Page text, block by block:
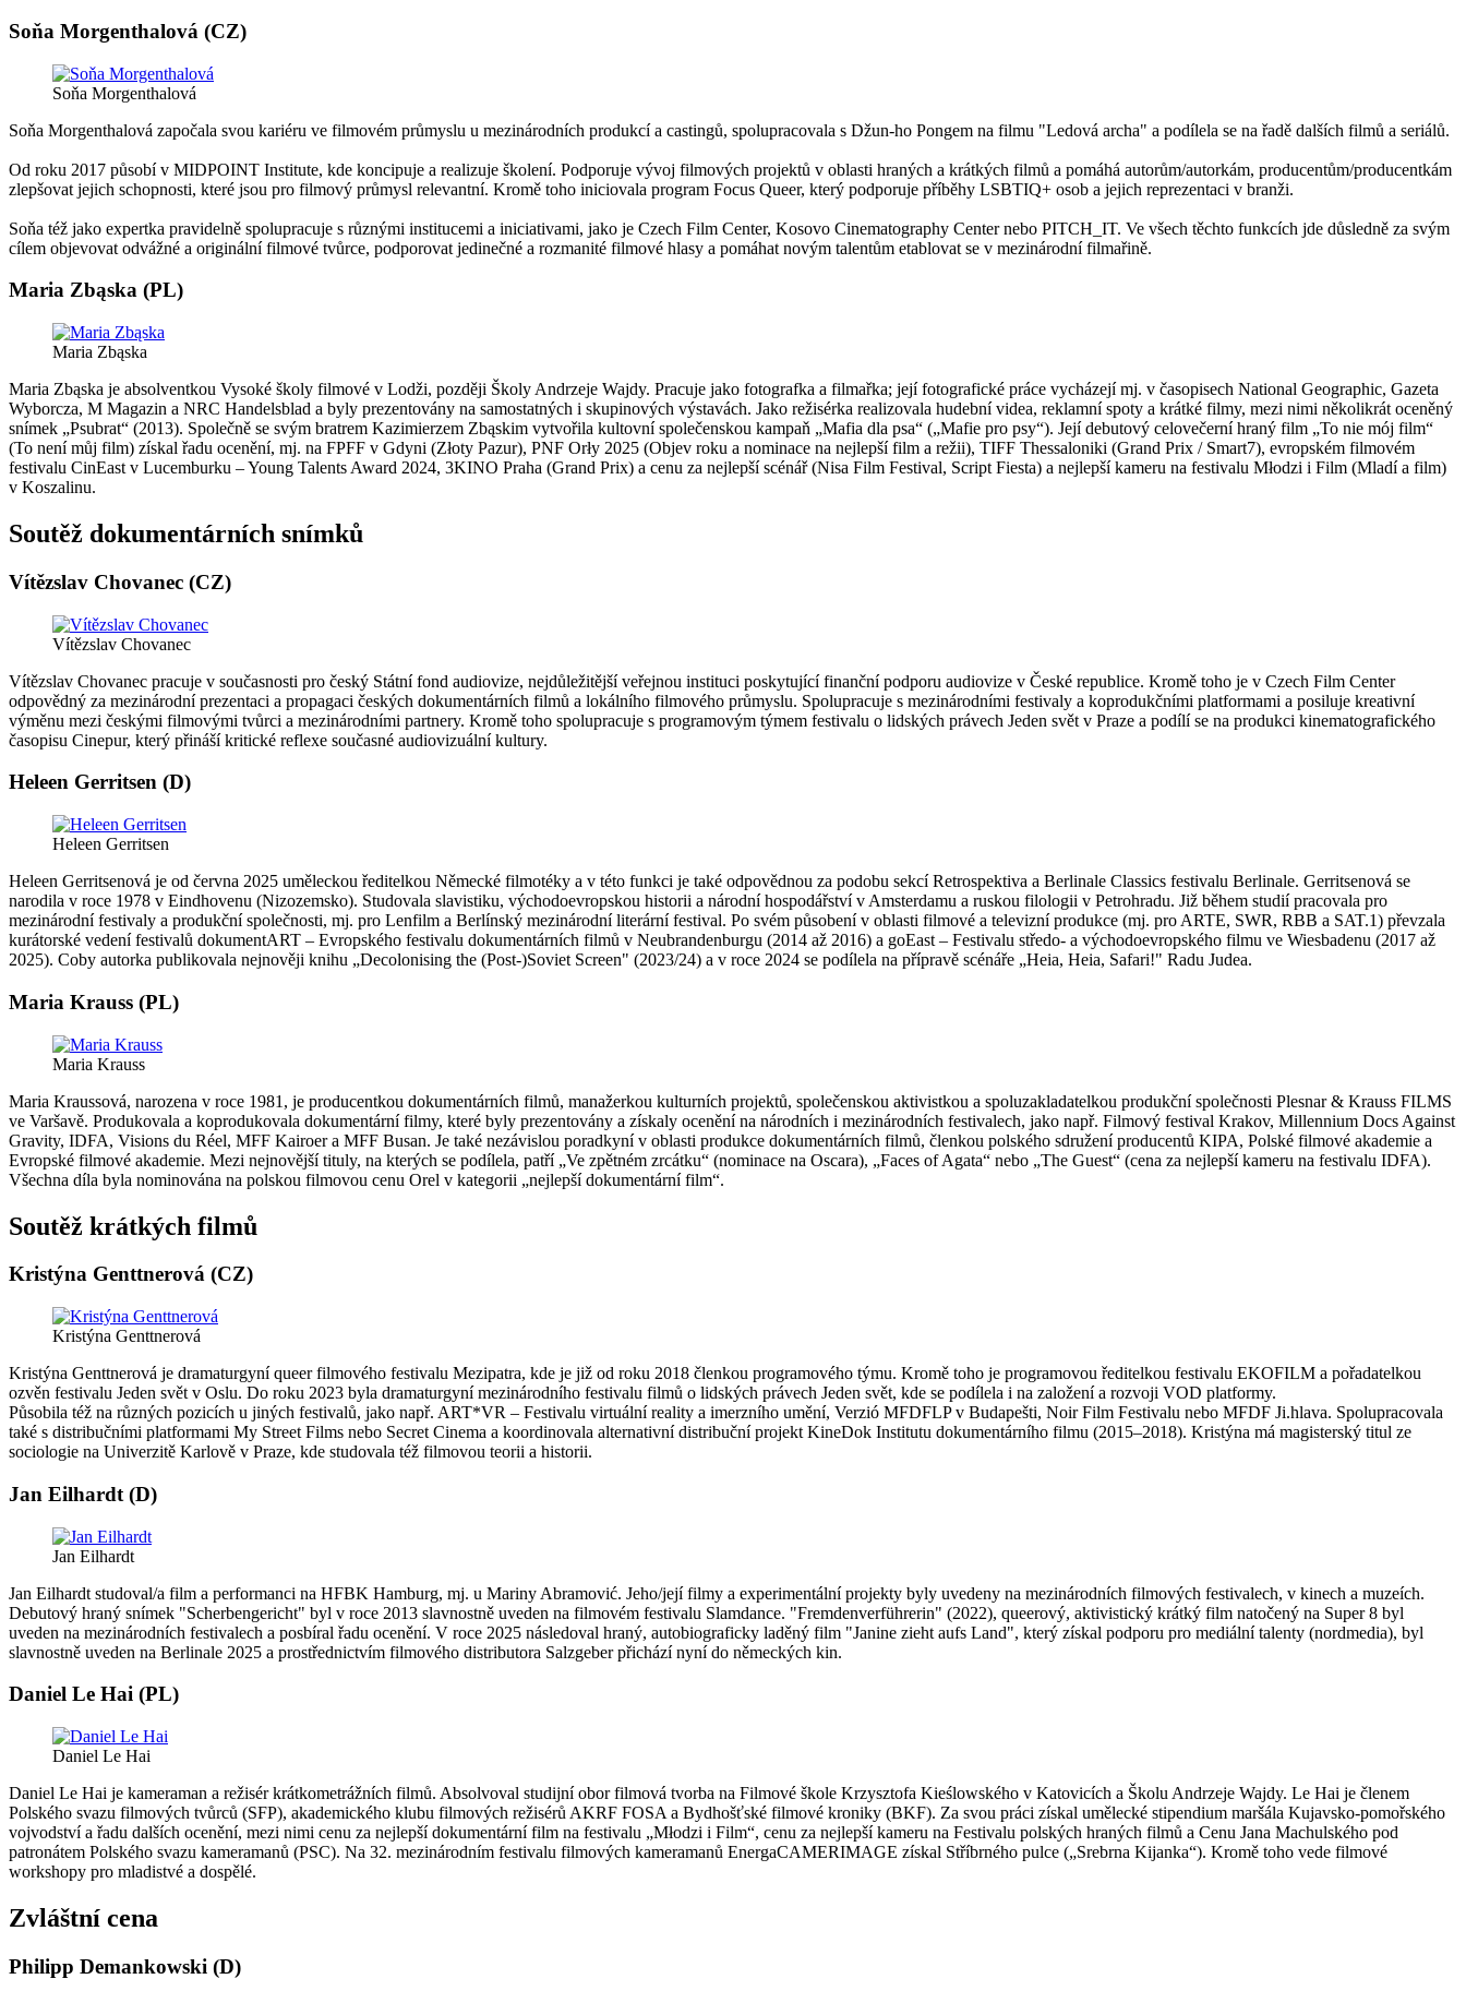
Soňa Morgenthalová (CZ)
Soňa Morgenthalová
Soňa Morgenthalová započala svou kariéru ve filmovém průmyslu u mezinárodních produkcí a castingů, spolupracovala s Džun-ho Pongem na filmu "Ledová archa" a podílela se na řadě dalších filmů a seriálů.
Od roku 2017 působí v MIDPOINT Institute, kde koncipuje a realizuje školení. Podporuje vývoj filmových projektů v oblasti hraných a krátkých filmů a pomáhá autorům/autorkám, producentům/producentkám
zlepšovat jejich schopnosti, které jsou pro filmový průmysl relevantní. Kromě toho iniciovala program Focus Queer, který podporuje příběhy LSBTIQ+ osob a jejich reprezentaci v branži.
Soňa též jako expertka pravidelně spolupracuje s různými institucemi a iniciativami, jako je Czech Film Center, Kosovo Cinematography Center nebo PITCH_IT. Ve všech těchto funkcích jde důsledně za svým
cílem objevovat odvážné a originální filmové tvůrce, podporovat jedinečné a rozmanité filmové hlasy a pomáhat novým talentům etablovat se v mezinárodní filmařině.
Maria Zbąska (PL)
Maria Zbąska
Maria Zbąska je absolventkou Vysoké školy filmové v Lodži, později Školy Andrzeje Wajdy. Pracuje jako fotografka a filmařka; její fotografické práce vycházejí mj. v časopisech National Geographic, Gazeta
Wyborcza, M Magazin a NRC Handelsblad a byly prezentovány na samostatných i skupinových výstavách. Jako režisérka realizovala hudební videa, reklamní spoty a krátké filmy, mezi nimi několikrát oceněný
snímek „Psubrat“ (2013). Společně se svým bratrem Kazimierzem Zbąskim vytvořila kultovní společenskou kampaň „Mafia dla psa“ („Mafie pro psy“). Její debutový celovečerní hraný film „To nie mój film“
(To není můj film) získal řadu ocenění, mj. na FPFF v Gdyni (Złoty Pazur), PNF Orły 2025 (Objev roku a nominace na nejlepší film a režii), TIFF Thessaloniki (Grand Prix / Smart7), evropském filmovém
festivalu CinEast v Lucemburku – Young Talents Award 2024, 3KINO Praha (Grand Prix) a cenu za nejlepší scénář (Nisa Film Festival, Script Fiesta) a nejlepší kameru na festivalu Młodzi i Film (Mladí a film)
v Koszalinu.
Soutěž dokumentárních snímků
Vítězslav Chovanec (CZ)
Vítězslav Chovanec
Vítězslav Chovanec pracuje v současnosti pro český Státní fond audiovize, nejdůležitější veřejnou instituci poskytující finanční podporu audiovize v České republice. Kromě toho je v Czech Film Center
odpovědný za mezinárodní prezentaci a propagaci českých dokumentárních filmů a lokálního filmového průmyslu. Spolupracuje s mezinárodními festivaly a koprodukčními platformami a posiluje kreativní
výměnu mezi českými filmovými tvůrci a mezinárodními partnery. Kromě toho spolupracuje s programovým týmem festivalu o lidských právech Jeden svět v Praze a podílí se na produkci kinematografického
časopisu Cinepur, který přináší kritické reflexe současné audiovizuální kultury.
Heleen Gerritsen (D)
Heleen Gerritsen
Heleen Gerritsenová je od června 2025 uměleckou ředitelkou Německé filmotéky a v této funkci je také odpovědnou za podobu sekcí Retrospektiva a Berlinale Classics festivalu Berlinale. Gerritsenová se
narodila v roce 1978 v Eindhovenu (Nizozemsko). Studovala slavistiku, východoevropskou historii a národní hospodářství v Amsterdamu a ruskou filologii v Petrohradu. Již během studií pracovala pro
mezinárodní festivaly a produkční společnosti, mj. pro Lenfilm a Berlínský mezinárodní literární festival. Po svém působení v oblasti filmové a televizní produkce (mj. pro ARTE, SWR, RBB a SAT.1) převzala
kurátorské vedení festivalů dokumentART – Evropského festivalu dokumentárních filmů v Neubrandenburgu (2014 až 2016) a goEast – Festivalu středo- a východoevropského filmu ve Wiesbadenu (2017 až
2025). Coby autorka publikovala nejnověji knihu „Decolonising the (Post-)Soviet Screen" (2023/24) a v roce 2024 se podílela na přípravě scénáře „Heia, Heia, Safari!" Radu Judea.
Maria Krauss (PL)
Maria Krauss
Maria Kraussová, narozena v roce 1981, je producentkou dokumentárních filmů, manažerkou kulturních projektů, společenskou aktivistkou a spoluzakladatelkou produkční společnosti Plesnar & Krauss FILMS
ve Varšavě. Produkovala a koprodukovala dokumentární filmy, které byly prezentovány a získaly ocenění na národních i mezinárodních festivalech, jako např. Filmový festival Krakov, Millennium Docs Against
Gravity, IDFA, Visions du Réel, MFF Kairoer a MFF Busan. Je také nezávislou poradkyní v oblasti produkce dokumentárních filmů, členkou polského sdružení producentů KIPA, Polské filmové akademie a
Evropské filmové akademie. Mezi nejnovější tituly, na kterých se podílela, patří „Ve zpětném zrcátku“ (nominace na Oscara), „Faces of Agata“ nebo „The Guest“ (cena za nejlepší kameru na festivalu IDFA).
Všechna díla byla nominována na polskou filmovou cenu Orel v kategorii „nejlepší dokumentární film“.
Soutěž krátkých filmů
Kristýna Genttnerová (CZ)
Kristýna Genttnerová
Kristýna Genttnerová je dramaturgyní queer filmového festivalu Mezipatra, kde je již od roku 2018 členkou programového týmu. Kromě toho je programovou ředitelkou festivalu EKOFILM a pořadatelkou
ozvěn festivalu Jeden svět v Oslu. Do roku 2023 byla dramaturgyní mezinárodního festivalu filmů o lidských právech Jeden svět, kde se podílela i na založení a rozvoji VOD platformy.
Působila též na různých pozicích u jiných festivalů, jako např. ART*VR – Festivalu virtuální reality a imerzního umění, Verzió MFDFLP v Budapešti, Noir Film Festivalu nebo MFDF Ji.hlava. Spolupracovala
také s distribučními platformami My Street Films nebo Secret Cinema a koordinovala alternativní distribuční projekt KineDok Institutu dokumentárního filmu (2015–2018). Kristýna má magisterský titul ze
sociologie na Univerzitě Karlově v Praze, kde studovala též filmovou teorii a historii.
Jan Eilhardt (D)
Jan Eilhardt
Jan Eilhardt studoval/a film a performanci na HFBK Hamburg, mj. u Mariny Abramović. Jeho/její filmy a experimentální projekty byly uvedeny na mezinárodních filmových festivalech, v kinech a muzeích.
Debutový hraný snímek "Scherbengericht" byl v roce 2013 slavnostně uveden na filmovém festivalu Slamdance. "Fremdenverführerin" (2022), queerový, aktivistický krátký film natočený na Super 8 byl
uveden na mezinárodních festivalech a posbíral řadu ocenění. V roce 2025 následoval hraný, autobiograficky laděný film "Janine zieht aufs Land", který získal podporu pro mediální talenty (nordmedia), byl
slavnostně uveden na Berlinale 2025 a prostřednictvím filmového distributora Salzgeber přichází nyní do německých kin.
Daniel Le Hai (PL)
Daniel Le Hai
Daniel Le Hai je kameraman a režisér krátkometrážních filmů. Absolvoval studijní obor filmová tvorba na Filmové škole Krzysztofa Kieślowského v Katovicích a Školu Andrzeje Wajdy. Le Hai je členem
Polského svazu filmových tvůrců (SFP), akademického klubu filmových režisérů AKRF FOSA a Bydhošťské filmové kroniky (BKF). Za svou práci získal umělecké stipendium maršála Kujavsko-pomořského
vojvodství a řadu dalších ocenění, mezi nimi cenu za nejlepší dokumentární film na festivalu „Młodzi i Film“, cenu za nejlepší kameru na Festivalu polských hraných filmů a Cenu Jana Machulského pod
patronátem Polského svazu kameramanů (PSC). Na 32. mezinárodním festivalu filmových kameramanů EnergaCAMERIMAGE získal Stříbrného pulce („Srebrna Kijanka“). Kromě toho vede filmové
workshopy pro mladistvé a dospělé.
Zvláštní cena
Philipp Demankowski (D)